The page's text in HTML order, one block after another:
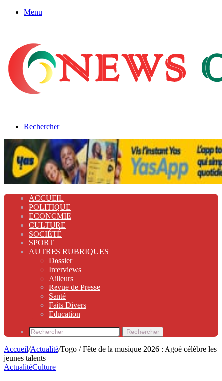
Menu
Rechercher
ACCUEIL
POLITIQUE
ECONOMIE
CULTURE
SOCIÉTÉ
SPORT
AUTRES RUBRIQUES
Dossier
Interviews
Ailleurs
Revue de Presse
Santé
Faits Divers
Education
Rechercher
Accueil/Actualité/Togo / Fête de la musique 2026 : Agoè célèbre les
jeunes talents
ActualitéCulture